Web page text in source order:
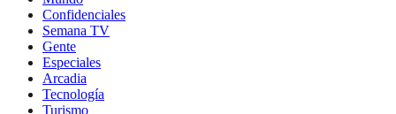
Confidenciales
Semana TV
Gente
Especiales
Arcadia
Tecnología
Turismo